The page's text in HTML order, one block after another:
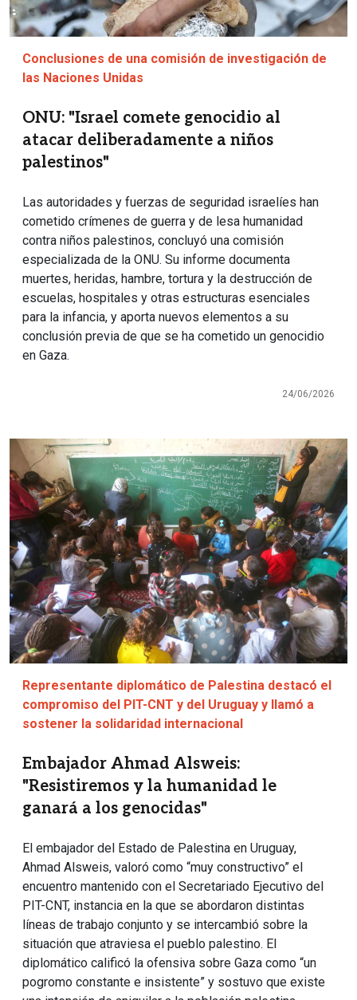
Conclusiones de una comisión de investigación de
las Naciones Unidas
ONU: "Israel comete genocidio al
atacar deliberadamente a niños
palestinos"
Las autoridades y fuerzas de seguridad israelíes han
cometido crímenes de guerra y de lesa humanidad
contra niños palestinos, concluyó una comisión
especializada de la ONU. Su informe documenta
muertes, heridas, hambre, tortura y la destrucción de
escuelas, hospitales y otras estructuras esenciales
para la infancia, y aporta nuevos elementos a su
conclusión previa de que se ha cometido un genocidio
en Gaza.
24/06/2026
Imagen
Representante diplomático de Palestina destacó el
compromiso del PIT-CNT y del Uruguay y llamó a
sostener la solidaridad internacional
Embajador Ahmad Alsweis:
"Resistiremos y la humanidad le
ganará a los genocidas"
El embajador del Estado de Palestina en Uruguay,
Ahmad Alsweis, valoró como “muy constructivo” el
encuentro mantenido con el Secretariado Ejecutivo del
PIT-CNT, instancia en la que se abordaron distintas
líneas de trabajo conjunto y se intercambió sobre la
situación que atraviesa el pueblo palestino. El
diplomático calificó la ofensiva sobre Gaza como “un
pogromo constante e insistente” y sostuvo que existe